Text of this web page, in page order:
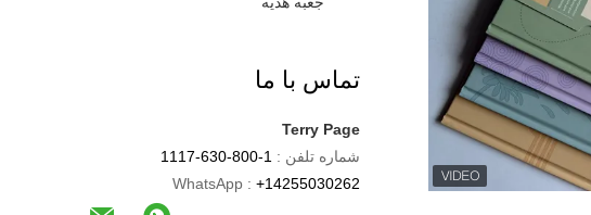
تماس با ما
Terry Page
شماره تلفن :
WhatsApp : +14255030262